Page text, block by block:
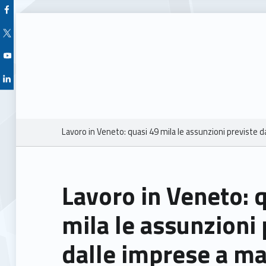
Facebook Unioncamere Veneto
Twitter Unioncamere Veneto
Youtube Unioncamere Veneto
Linkedin Unioncamere Veneto
Breadcrumbs navigation
Lavoro in Veneto: quasi 49 mila le assunzioni previste
Lavoro in Veneto:
mila le
dalle imprese a